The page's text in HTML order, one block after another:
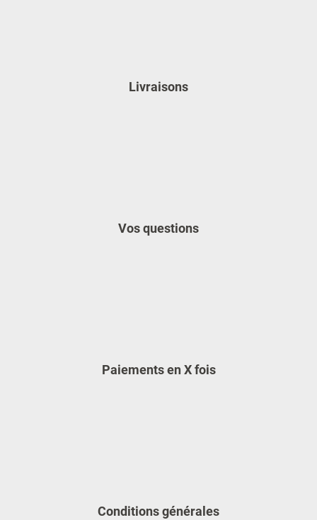
Livraisons
Vos questions
Paiements en X fois
Conditions générales